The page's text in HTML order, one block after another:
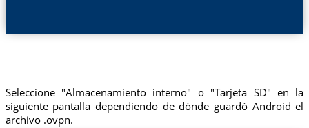
Seleccione "Almacenamiento interno" o "Tarjeta SD" en la
siguiente pantalla dependiendo de dónde guardó Android el
archivo .ovpn.